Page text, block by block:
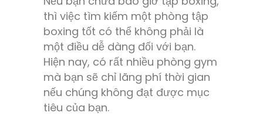
thì việc tìm kiếm một phòng tập
boxing tốt có thể không phải là
một điều dễ dàng đối với bạn.
Hiện nay, có rất nhiều phòng gym
mà bạn sẽ chỉ lãng phí thời gian
nếu chúng không đạt được mục
tiêu của bạn.